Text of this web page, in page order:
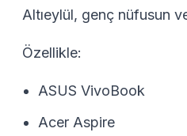
Altıeylül, genç nüfusun
Özellikle:
ASUS VivoBook
Acer Aspire